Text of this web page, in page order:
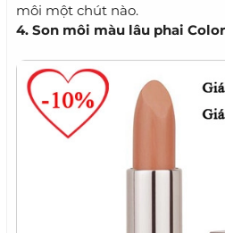
môi một chút nào.
4. Son môi màu lâu phai